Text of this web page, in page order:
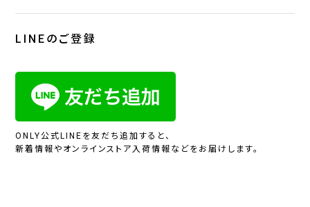
LINEのご登録
ONLY公式LINEを友だち追加すると、
新着情報やオンラインストア入荷情報などをお届けします。